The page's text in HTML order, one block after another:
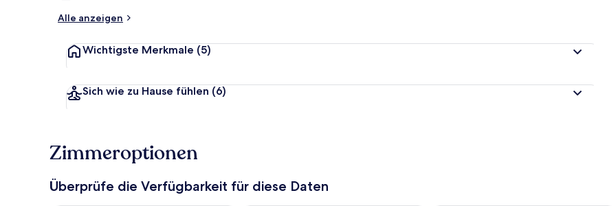
Alle anzeigen
Wichtigste Merkmale (5)
Sich wie zu Hause fühlen (6)
Zimmeroptionen
Überprüfe die Verfügbarkeit für diese Daten